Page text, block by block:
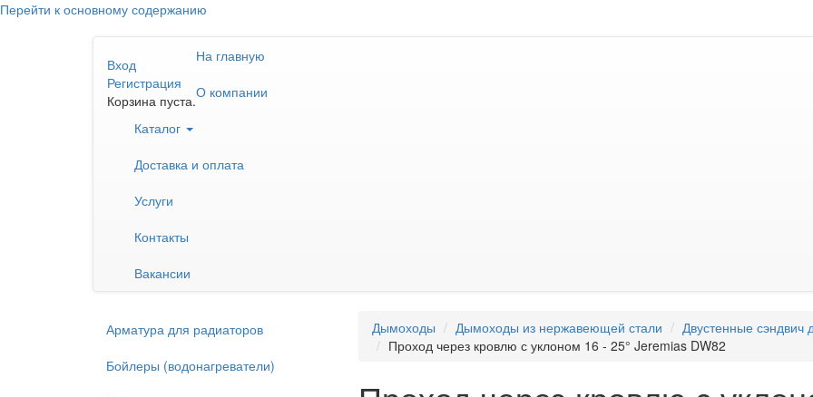
Перейти к основному содержанию
Вход
Регистрация
Корзина пуста.
На главную
О компании
Каталог
Доставка и оплата
Услуги
Контакты
Вакансии
Арматура для радиаторов
Бойлеры (водонагреватели)
Дымоходы Дымоходы из нержавеющей стали
Двустенные
Проход через кровлю с уклоном 16 - 25° Jeremias DW82